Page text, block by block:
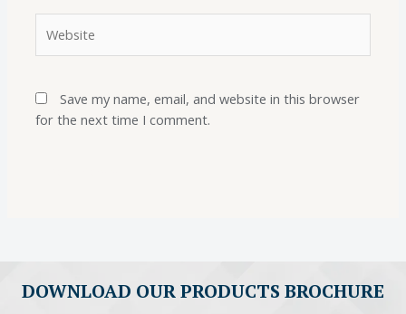
Save my name, email, and website in this browser
for the next time I comment.
DOWNLOAD OUR PRODUCTS BROCHURE